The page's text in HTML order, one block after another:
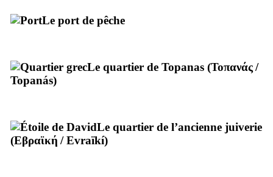
Le port de pêche
Le quartier de Topanas (Τοπανάς/
Topanás)
Le quartier de l’ancienne juiverie
(Εβραϊκή /Evraïkí)